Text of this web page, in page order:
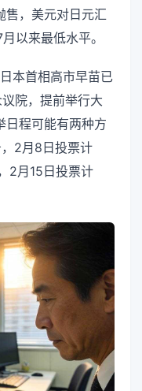
售，美元对日元汇
以来最低水平。
本首相高市早苗已
院，提前举行大
日程可能有两种方
2月8日投票计
2月15日投票计